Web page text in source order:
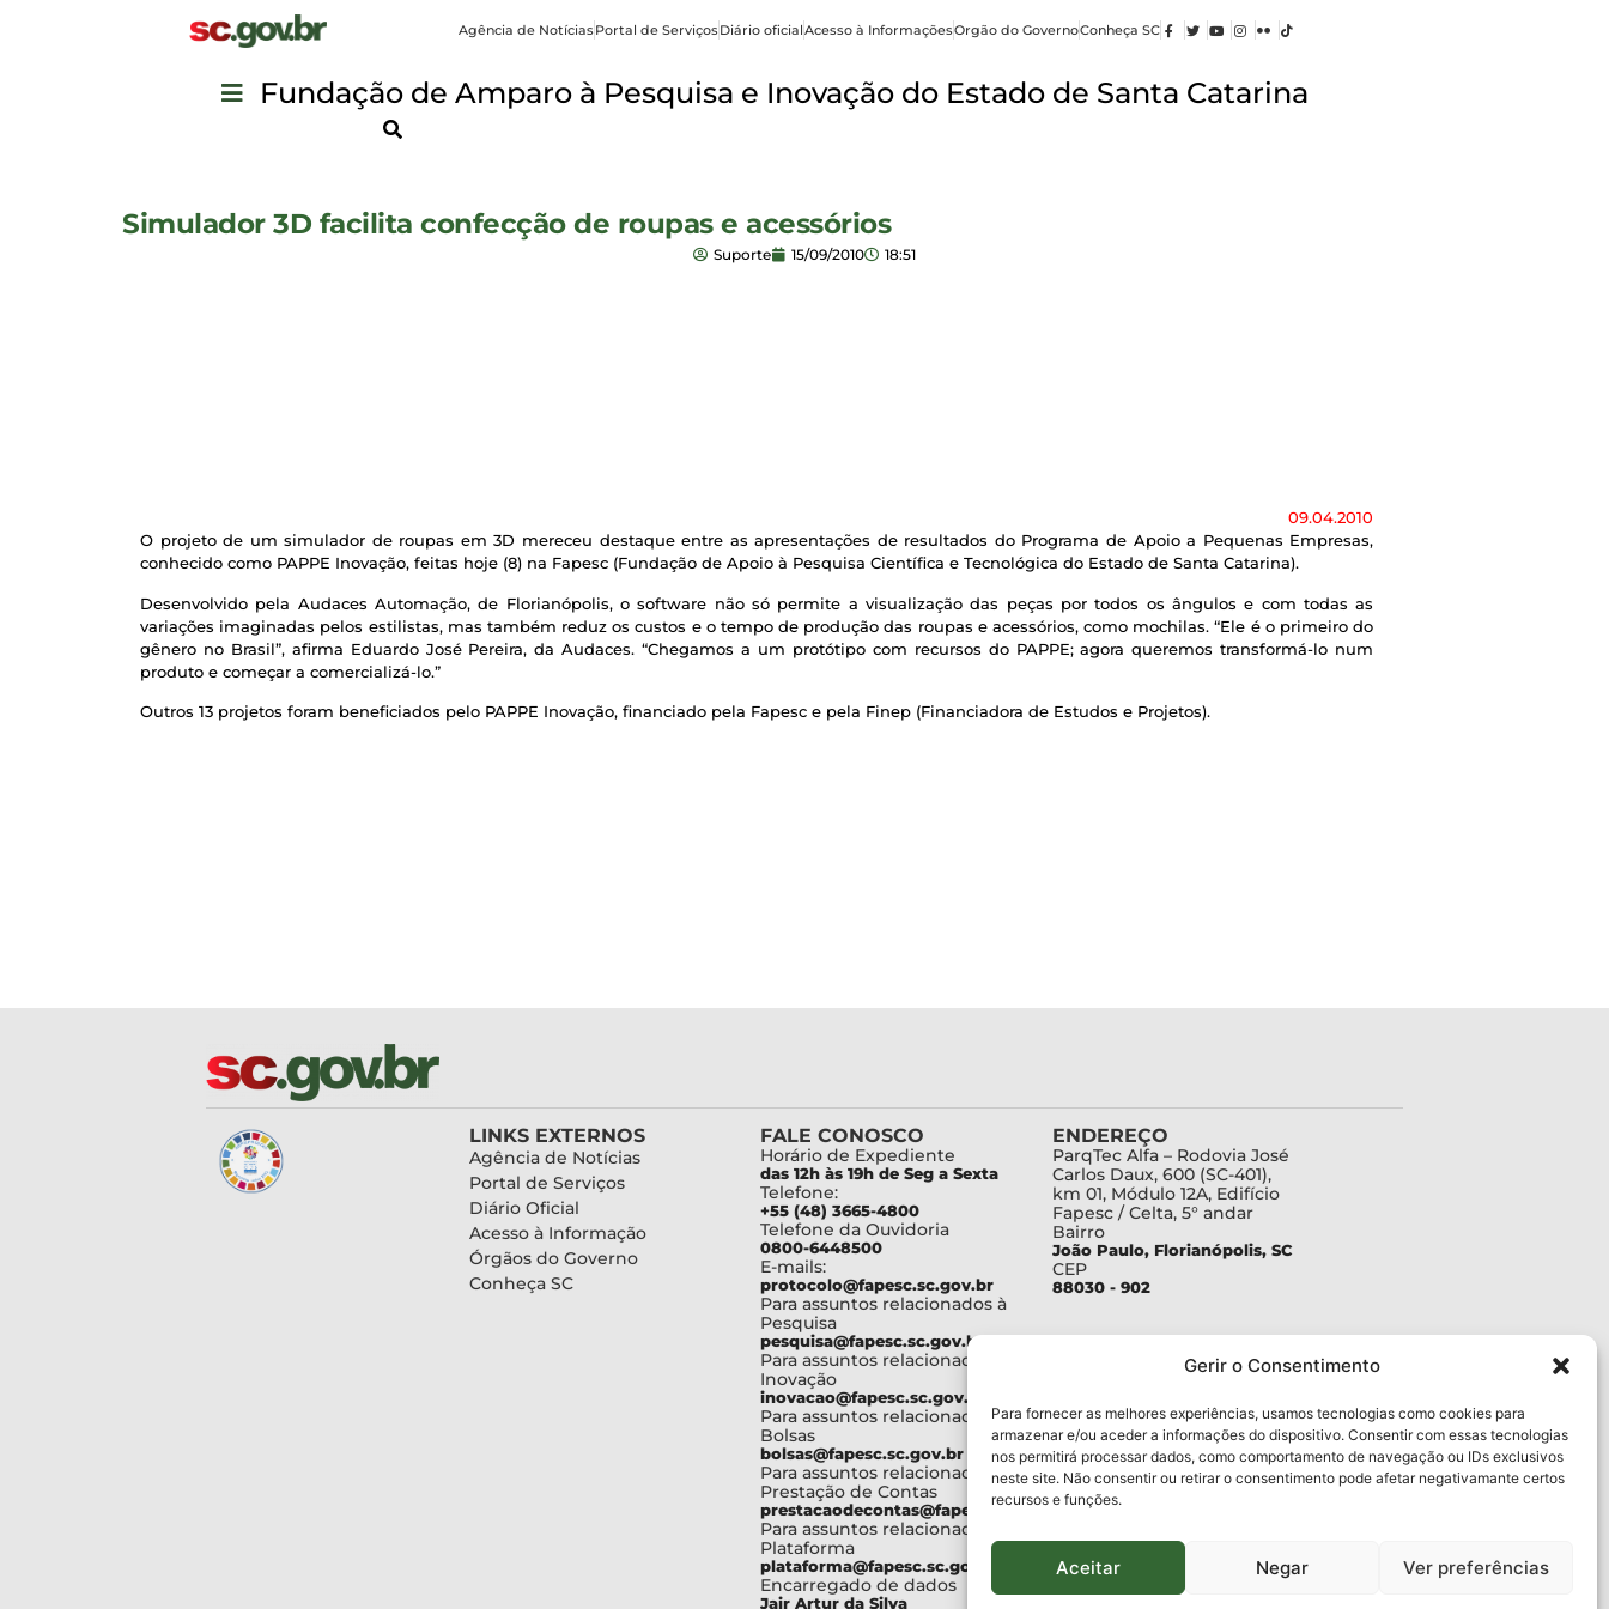
Gerir o Consentimento
Para fornecer as melhores experiências, usamos tecnologias como cookies para
armazenar e/ou aceder a informações do dispositivo. Consentir com essas tecnologias
nos permitirá processar dados, como comportamento de navegação ou IDs exclusivos
neste site. Não consentir ou retirar o consentimento pode afetar negativamante certos
recursos e funções.
Aceitar Negar Ver preferências
Agência de NotíciasPortal de ServiçosDiário oficialAcesso à InformaçõesOrgão do GovernoConheça SC
Fundação de Amparo à Pesquisa e Inovação do Estado de Santa Catarina
Simulador 3D facilita confecção de roupas e acessórios
Suporte 15/09/2010 18:51
09.04.2010
O projeto de um simulador de roupas em 3D mereceu destaque entre as apresentações de resultados do Programa de Apoio a Pequenas Empresas,
conhecido como PAPPE Inovação, feitas hoje (8) na Fapesc (Fundação de Apoio à Pesquisa Científica e Tecnológica do Estado de Santa Catarina).
Desenvolvido pela Audaces Automação, de Florianópolis, o software não só permite a visualização das peças por todos os ângulos e com todas as
variações imaginadas pelos estilistas, mas também reduz os custos e o tempo de produção das roupas e acessórios, como mochilas. “Ele é o primeiro do
gênero no Brasil”, afirma Eduardo José Pereira, da Audaces. “Chegamos a um protótipo com recursos do PAPPE; agora queremos transformá-lo num
produto e começar a comercializá-lo.”
Outros 13 projetos foram beneficiados pelo PAPPE Inovação, financiado pela Fapesc e pela Finep (Financiadora de Estudos e Projetos).
LINKS EXTERNOS
Agência de Notícias
Portal de Serviços
Diário Oficial
Acesso à Informação
Órgãos do Governo
Conheça SC
FALE CONOSCO
Horário de Expediente
das 12h às 19h de Seg a Sexta
Telefone:
+55 (48) 3665-4800
Telefone da Ouvidoria
0800-6448500
E-mails:
protocolo@fapesc.sc.gov.br
Para assuntos relacionados à
Pesquisa
pesquisa@fapesc.sc.gov.br
Para assuntos relacionados à
Inovação
inovacao@fapesc.sc.gov.br
Para assuntos relacionados à
Bolsas
bolsas@fapesc.sc.gov.br
Para assuntos relacionados à
Prestação de Contas
prestacaodecontas@fapesc.sc.gov.br
Para assuntos relacionados à
Plataforma
plataforma@fapesc.sc.gov.br
Encarregado de dados
Jair Artur da Silva
ENDEREÇO
ParqTec Alfa – Rodovia José
Carlos Daux, 600 (SC-401),
km 01, Módulo 12A, Edifício
Fapesc / Celta, 5° andar
Bairro
João Paulo, Florianópolis, SC
CEP
88030 - 902